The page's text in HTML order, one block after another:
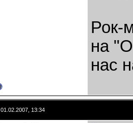
Рок-
на
нас
01.02.2007, 13:34